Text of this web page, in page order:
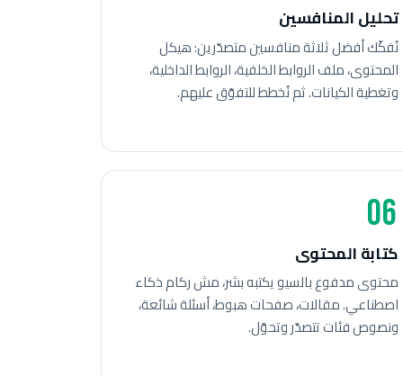
تحليل المنافسين
نُفكّك أفضل ثلاثة منافسين متصدّرين: هيكل
المحتوى، ملف الروابط الخلفية، الروابط الداخلية،
وتغطية الكيانات. ثم نُخطط للتفوّق عليهم.
06
كتابة المحتوى
محتوى مدفوع بالسيو يكتبه بشر، مش ركام ذكاء
اصطناعي. مقالات، صفحات هبوط، أسئلة شائعة،
ونصوص فئات تتصدّر وتحوّل.